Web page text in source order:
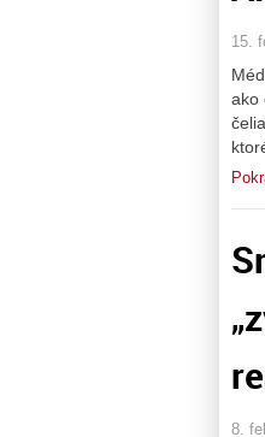
15.
ako
8.